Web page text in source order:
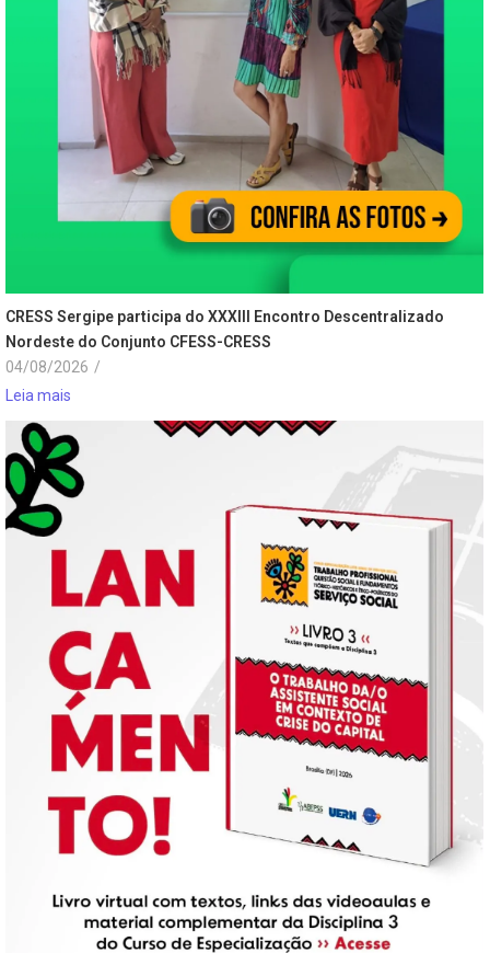
CRESS Sergipe participa do XXXIII Encontro Descentralizado
Nordeste do Conjunto CFESS-CRESS
04/08/2026 /
Leia mais